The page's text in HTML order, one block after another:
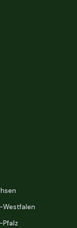
Westfalen
Pfalz